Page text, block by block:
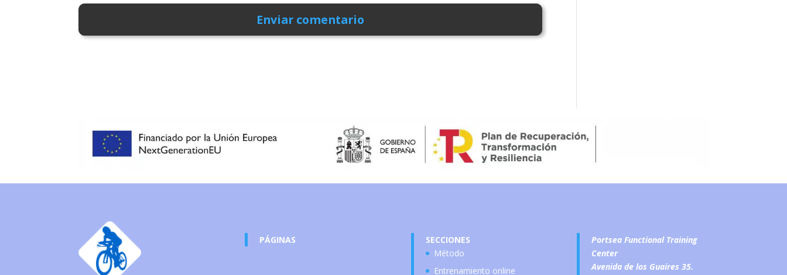
PÁGINAS
SECCIONES
Método
Entrenamiento online
Portsea Functional Training
Center
Avenida de los Guaires 35.